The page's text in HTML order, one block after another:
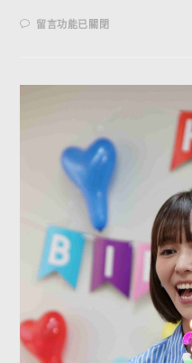
留言功能已關閉